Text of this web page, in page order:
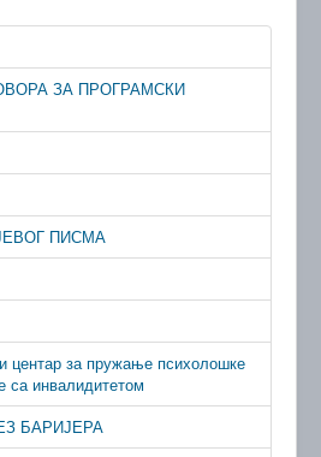
ЗА ПРОГРАМСКИ
ПИСМА
центар за пружање психолошке
са инвалидитетом
БАРИЈЕРА